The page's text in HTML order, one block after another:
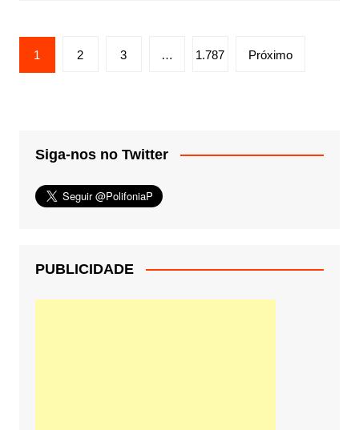
Paginação
de
1 2 3 … 1.787 Próximo
Siga-nos no Twitter
PUBLICIDADE